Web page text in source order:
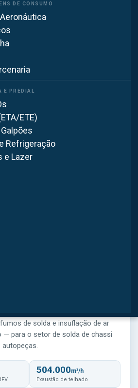
ETE)
Refrigeração
e Lazer
um projeto em
SP e instalamos em todo o
a Brasfaiber projetou, fabricou e
os equipamentos e as vazões do
Diluidora para
diluidora de telhado — exaustão
de solda e insuflação de ar
— para o setor de solda de chassi
autopeças.
504.000m³/h
Exaustão de telhado